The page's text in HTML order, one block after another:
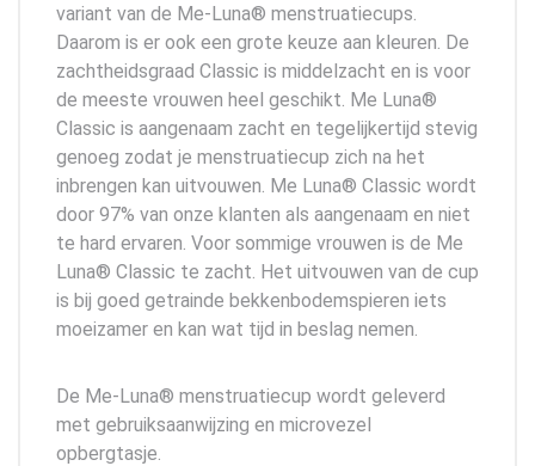
variant van de Me-Luna® menstruatiecups.
Daarom is er ook een grote keuze aan kleuren. De
zachtheidsgraad Classic is middelzacht en is voor
de meeste vrouwen heel geschikt. Me Luna®
Classic is aangenaam zacht en tegelijkertijd stevig
genoeg zodat je menstruatiecup zich na het
inbrengen kan uitvouwen. Me Luna® Classic wordt
door 97% van onze klanten als aangenaam en niet
te hard ervaren. Voor sommige vrouwen is de Me
Luna® Classic te zacht. Het uitvouwen van de cup
is bij goed getrainde bekkenbodemspieren iets
moeizamer en kan wat tijd in beslag nemen.
De Me-Luna® menstruatiecup wordt geleverd
met gebruiksaanwijzing en microvezel
opbergtasje.